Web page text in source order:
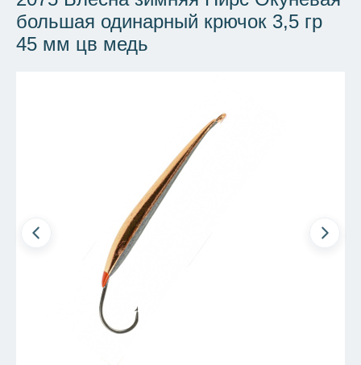
большая одинарный крючок 3,5 гр
45 мм цв медь